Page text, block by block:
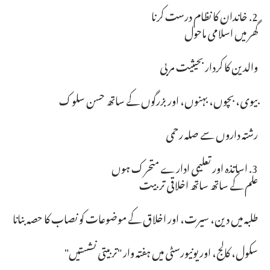
2. خاندان کا نظام درست کرنا
گھر میں اسلامی ماحول
والدین کا کردار بحیثیت مربی
بیوی، بچوں، بہنوں، اور بزرگوں کے ساتھ حسن سلوک
رشتہ داروں سے صلہ رحمی
3. اساتذہ اور تعلیمی ادارے متحرک ہوں
علم کے ساتھ ساتھ اخلاقی تربیت
طلبہ میں دین، سیرت، اور اخلاق کے موضوعات کو نصاب کا حصہ بنانا
سکول، کالج، اور یونیورسٹی میں ہفتہ وار "تربیتی نشستیں"